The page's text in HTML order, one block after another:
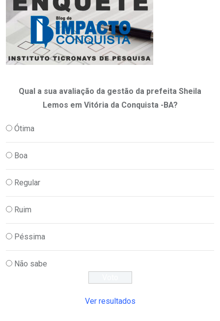
Qual a sua avaliação da gestão da prefeita Sheila
Lemos em Vitória da Conquista -BA?
Ótima
Boa
Regular
Ruim
Péssima
Não sabe
Ver resultados